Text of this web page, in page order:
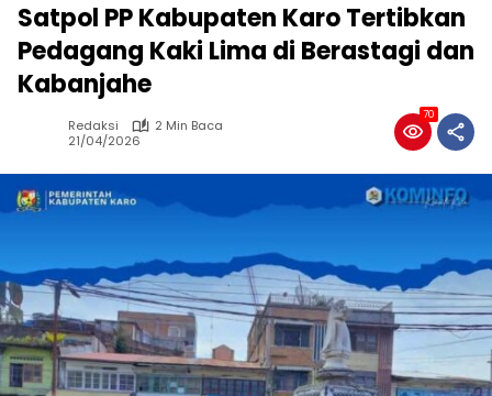
Satpol PP Kabupaten Karo Tertibkan
Pedagang Kaki Lima di Berastagi dan
Kabanjahe
Redaksi
2 Min Baca
21/04/2026
70